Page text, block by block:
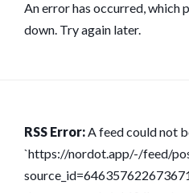
An error has occurred, which
down. Try again later.
RSS Error:A feed could not
`https://nordot.app/-/feed/